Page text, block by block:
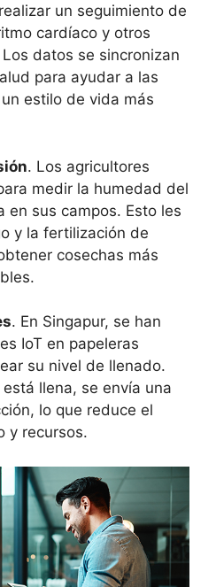
un seguimiento de
cardíaco y otros
datos se sincronizan
para ayudar a las
estilo de vida más
. Los agricultores
medir la humedad del
en sus campos. Esto les
y la fertilización de
cosechas más
. En Singapur, se han
IoT en papeleras
su nivel de llenado.
llena, se envía una
lo que reduce el
y recursos.